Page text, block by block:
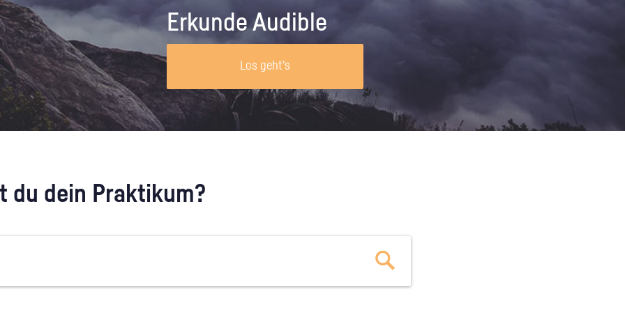
Unternehmen lohnt, wie man sich
vorbereitet und wie ein Vorab-Anruf
abläuft.
Erkunde Audible
Los geht's
du dein Praktikum?